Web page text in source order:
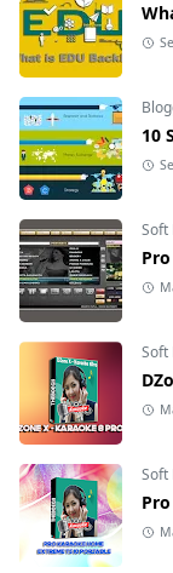
10
Soft
Soft
Soft